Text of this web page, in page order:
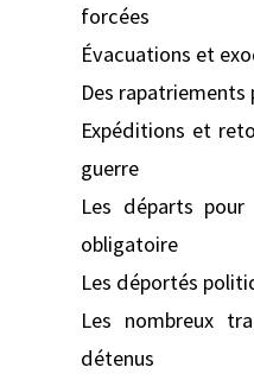
forcées
Évacuations et
Des rapatriements
Expéditions et
guerre
Les départs
obligatoire
Les déportés
Les nombreux
détenus